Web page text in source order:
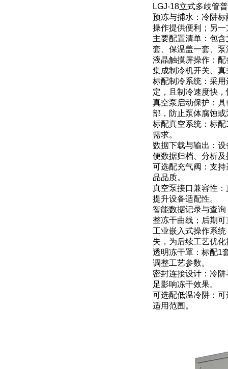
LGJ-18立式多歧管
预冻与捕水：冷阱
操作提供便利；另
主要配置清单：包
套、保温盖一套、
液晶触摸屏操作：
集成制冷机开关、
标配制冷系统：采
定，且制冷速度快
真空泵启动保护：
部，防止泵体腐蚀
标配真空系统：标
需求。
数据下载与输出：
便数据归档、分析
可选配充气阀：支
品品质。
真空泵接口兼容性
提升设备适配性。
智能数据记录与查
整冻干曲线；后期
工业嵌入式操作系
失，为后续工艺优
透明冻干罩：标配1
调整工艺参数。
密封连接设计：冷
足影响冻干效果。
可选配低温冷阱：
适用范围。